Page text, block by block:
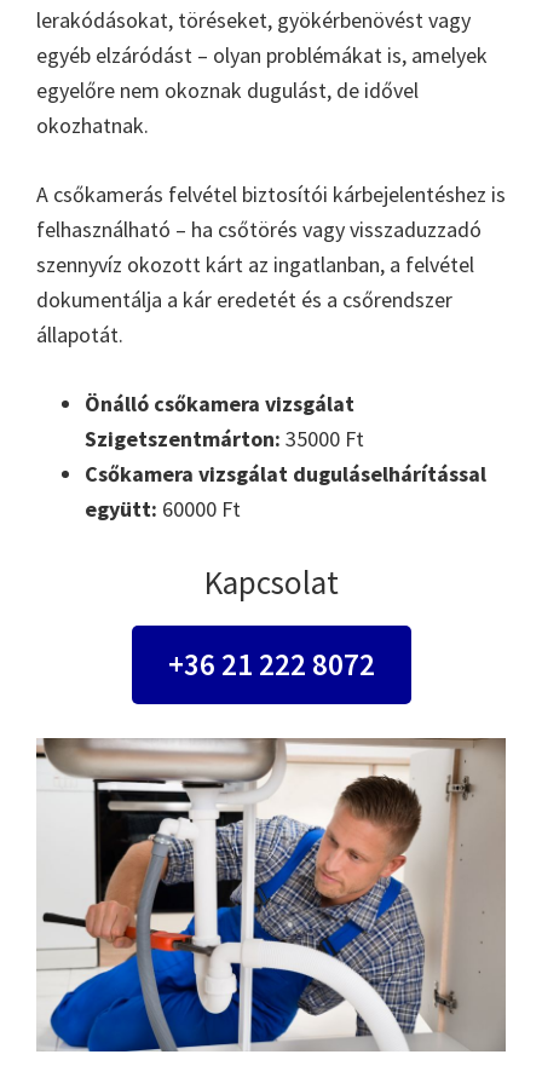
lerakódásokat, töréseket, gyökérbenövést vagy
egyéb elzáródást – olyan problémákat is, amelyek
egyelőre nem okoznak dugulást, de idővel
okozhatnak.
A csőkamerás felvétel biztosítói kárbejelentéshez is
felhasználható – ha csőtörés vagy visszaduzzadó
szennyvíz okozott kárt az ingatlanban, a felvétel
dokumentálja a kár eredetét és a csőrendszer
állapotát.
Önálló csőkamera vizsgálat
Szigetszentmárton: 35000 Ft
Csőkamera vizsgálat duguláselhárítással
együtt: 60000 Ft
Kapcsolat
+36 21 222 8072